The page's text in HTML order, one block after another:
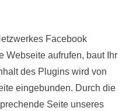
Facebook
Webseite aufrufen, baut Ihr
des Plugins wird von
eingebunden. Durch die
Seite unseres